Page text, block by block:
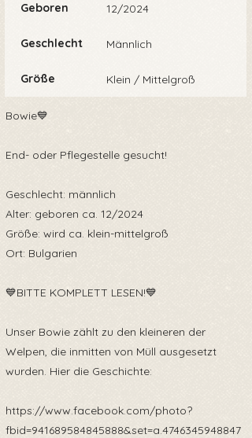
Geboren 12/2024
Geschlecht Männlich
Größe Klein / Mittelgroß
Bowie💙
End- oder Pflegestelle gesucht!
Geschlecht: männlich
Alter: geboren ca. 12/2024
Größe: wird ca. klein-mittelgroß
Ort: Bulgarien
💙BITTE KOMPLETT LESEN!💙
Unser Bowie zählt zu den kleineren der
Welpen, die inmitten von Müll ausgesetzt
wurden. Hier die Geschichte:
https://www.facebook.com/photo?
fbid=941689584845888&set=a.4746345948847